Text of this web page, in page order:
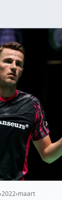
2022 maart